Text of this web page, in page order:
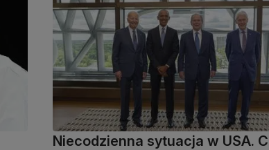
Niecodzienna sytuacja w USA.